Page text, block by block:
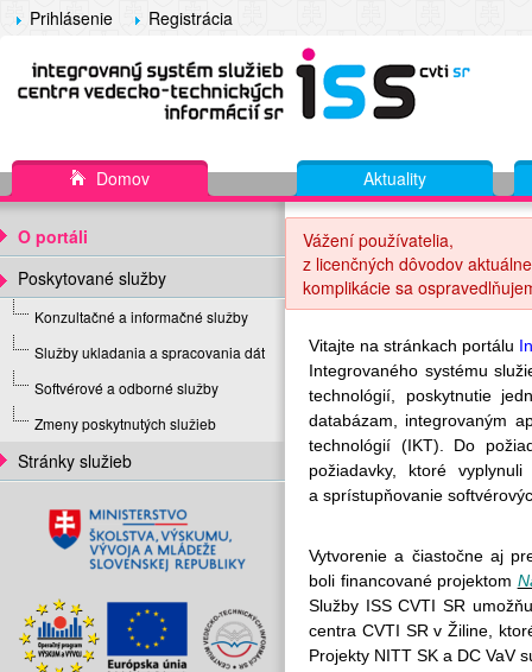
Prihlásenie Registrácia
Domov Aktuality
O portáli
Poskytované služby
Konzultačné a informačné služby
Služby ukladania a spracovania dát
Softvérové a odborné služby
Zmeny poskytnutých služieb
Stránky služieb
Vážení používatelia,
z licenčných dôvodov
komplikácie sa
Vitajte na stránkach portálu
Integrovaného systému
technológií, poskytnutie
databázam, integrovaným
technológií (IKT). Do
požiadavky, ktoré
a sprístupňovanie
Vytvorenie a čiastočne aj
boli financované projektom
Služby ISS CVTI SR
centra CVTI SR v Žiline,
Projekty NITT SK a DC VaV